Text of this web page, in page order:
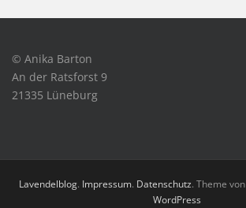
© Anika Barton
An der Ratsforst 9
21335 Lüneburg
Lavendelblog. Impressum. Datenschutz. Theme von
WordPress